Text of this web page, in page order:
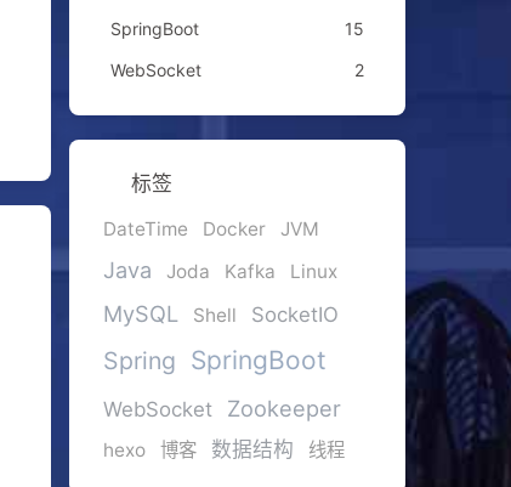
SpringBoot
15
WebSocket
2
标签
DateTime Docker JVM
Java Joda Kafka Linux
MySQL Shell SocketIO
Spring SpringBoot
WebSocket Zookeeper
hexo 博客 数据结构 线程